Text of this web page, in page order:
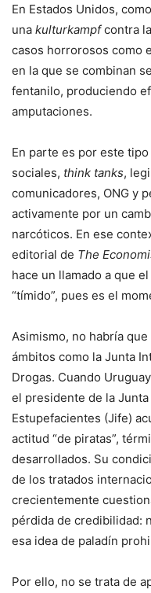
En Estados Unidos,
una kulturkampfcontra
casos horrorosos como
en la que se combinan
fentanilo, produciendo
amputaciones.
En parte es por este
sociales, think tanks,
comunicadores, ONG y
activamente por un
narcóticos. En ese
editorial de The
hace un llamado a que
“tímido”, pues es el
Asimismo, no habría
ámbitos como la Junta
Drogas. Cuando
el presidente de la
Estupefacientes (Jife)
actitud “de piratas”,
desarrollados. Su
de los tratados
crecientemente
pérdida de credibilidad:
esa idea de paladín
Por ello, no se trata de